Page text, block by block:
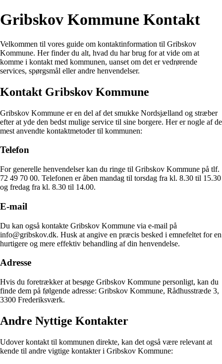
Gribskov Kommune Kontakt
Velkommen til vores guide om kontaktinformation til Gribskov
Kommune. Her finder du alt, hvad du har brug for at vide om at
komme i kontakt med kommunen, uanset om det er vedrørende
services, spørgsmål eller andre henvendelser.
Kontakt Gribskov Kommune
Gribskov Kommune er en del af det smukke Nordsjælland og stræber
efter at yde den bedst mulige service til sine borgere. Her er nogle af de
mest anvendte kontaktmetoder til kommunen:
Telefon
For generelle henvendelser kan du ringe til Gribskov Kommune på tlf.
72 49 70 00. Telefonen er åben mandag til torsdag fra kl. 8.30 til 15.30
og fredag fra kl. 8.30 til 14.00.
E-mail
Du kan også kontakte Gribskov Kommune via e-mail på
info@gribskov.dk. Husk at angive en præcis besked i emnefeltet for en
hurtigere og mere effektiv behandling af din henvendelse.
Adresse
Hvis du foretrækker at besøge Gribskov Kommune personligt, kan du
finde dem på følgende adresse: Gribskov Kommune, Rådhusstræde 3,
3300 Frederiksværk.
Andre Nyttige Kontakter
Udover kontakt til kommunen direkte, kan det også være relevant at
kende til andre vigtige kontakter i Gribskov Kommune: